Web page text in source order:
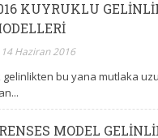
KUYRUKLU
14 Haziran 2016
gelinlikten bu yana mutlaka
MODEL